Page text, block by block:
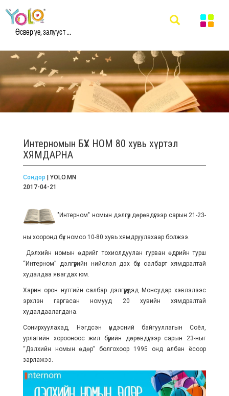
Өсвөр үе, залууст ...
Интерномын БҮХ НОМ 80 хувь хүртэл
ХЯМДАРНА
Сондор | YOLO.MN
2017-04-21
"Интерном" номын дэлгүүр дөрөвдүгээр сарын 21-23-
ны хооронд бүх номоо 10-80 хувь хямдруулахаар болжээ.
Дэлхийн номын өдрийг тохиолдуулан гурван өдрийн турш
“Интерном” дэлгүүрийн нийслэл дэх бүх салбарт хямдралтай
худалдаа явагдах юм.
Харин орон нутгийн салбар дэлгүүрүүдэд Монсудар хэвлэлээс
эрхлэн гаргасан номууд 20 хувийн хямдралтай
худалдаалагдана.
Сонирхуулахад, Нэгдсэн үндэсний байгууллагын Соёл,
урлагийн хорооноос жил бүрийн дөрөвдүгээр сарын 23-ныг
“Дэлхийн номын өдөр” болгохоор 1995 онд албан ёсоор
зарлажээ.